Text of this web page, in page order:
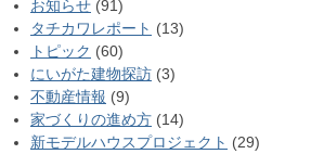
お知らせ (91)
タチカワレポート (13)
トピック (60)
にいがた建物探訪 (3)
不動産情報 (9)
家づくりの進め方 (14)
新モデルハウスプロジェクト (29)